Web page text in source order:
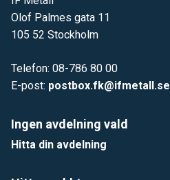
Olof Palmes gata 11
105 52 Stockholm
Telefon: 08-786 80 00
E-post: postbox.fk@ifmetall.se
Ingen avdelning vald
Hitta din avdelning